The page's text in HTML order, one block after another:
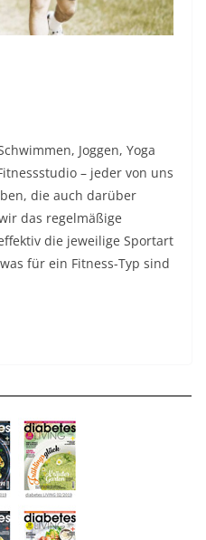
Joggen, Yoga
– jeder von uns
die auch darüber
das regelmäßige
die jeweilige Sportart
für ein Fitness-Typ sind